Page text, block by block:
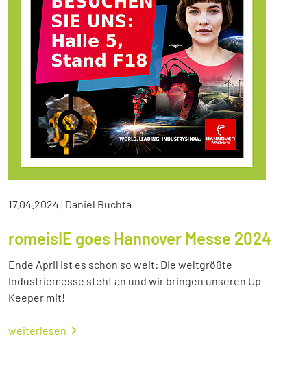
17.04.2024 | Daniel Buchta
romeisIE goes Hannover Messe 2024
Ende April ist es schon so weit: Die weltgrößte
Industriemesse steht an und wir bringen unseren Up-
Keeper mit!
weiterlesen